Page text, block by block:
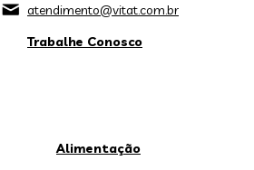
atendimento@vitat.com.br
Trabalhe Conosco
Alimentação